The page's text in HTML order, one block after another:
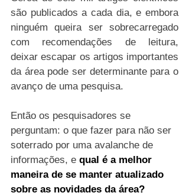
são publicados a cada dia, e embora
ninguém queira ser sobrecarregado
com recomendações de leitura,
deixar escapar os artigos importantes
da área pode ser determinante para o
avanço de uma pesquisa.
Então os pesquisadores se
perguntam: o que fazer para não ser
soterrado por uma avalanche de
informações, e qual é a melhor
maneira de se manter atualizado
sobre as novidades da área?